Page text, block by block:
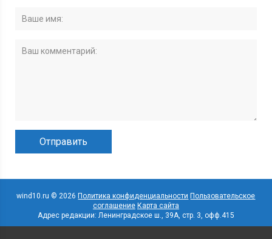
wind10.ru © 2026 Политика конфиденциальности Пользовательское
соглашение Карта сайта
Адрес редакции: Ленинградское ш., 39А, стр. 3, офф.415